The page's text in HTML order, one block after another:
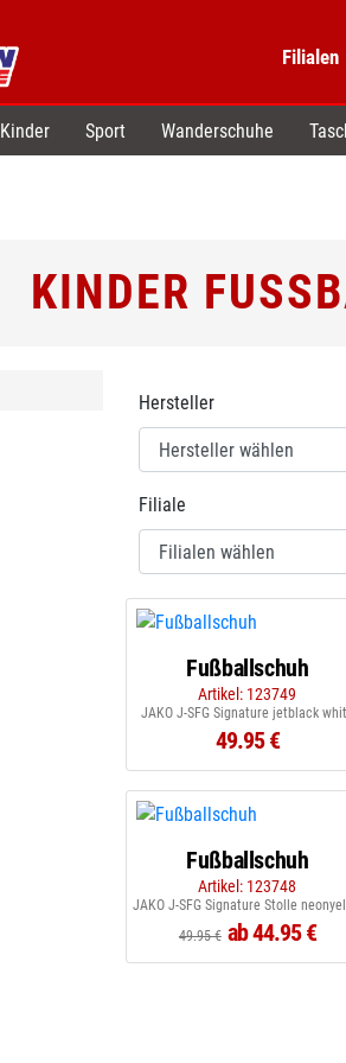
Filialen
Kinder Sport Wanderschuhe
KINDER
Hersteller
Filiale
Fußballschuh
Artikel: 123749
JAKO J-SFG Signature jetblack
49.95 €
Fußballschuh
Artikel: 123748
49.95 € ab 44.95 €